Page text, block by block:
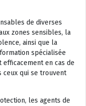
de diverses
zones sensibles, la
ainsi que la
spécialisée
en cas de
ceux qui se trouvent
les agents de